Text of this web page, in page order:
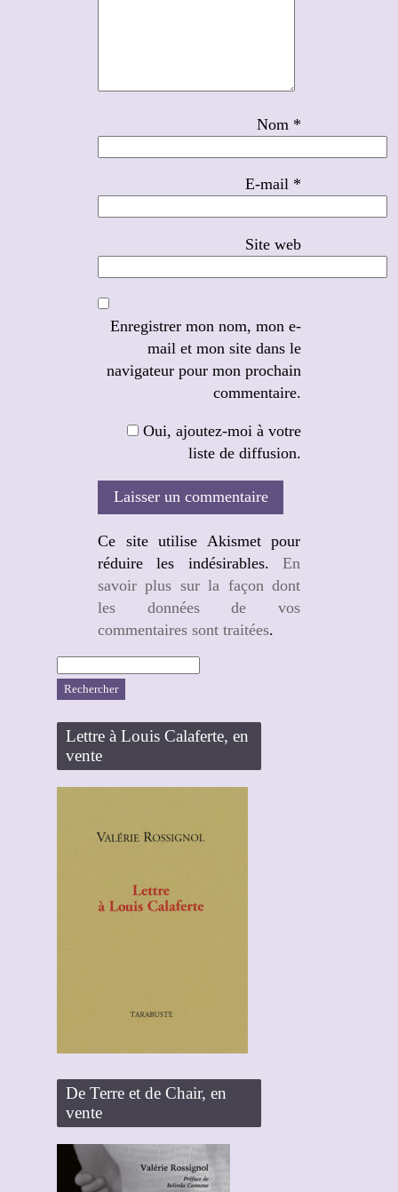
Nom *
E-mail *
Site web
Enregistrer mon nom, mon e-
mail et mon site dans le
navigateur pour mon prochain
commentaire.
Oui, ajoutez-moi à votre
liste de diffusion.
Ce site utilise Akismet pour
réduire les indésirables. En
savoir plus sur la façon dont
les données de vos
commentaires sont traitées.
Lettre à Louis Calaferte, en
vente
De Terre et de Chair, en
vente